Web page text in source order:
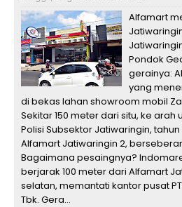
Alfamart
Pondok
gerainya:
yang
di bekas lahan showroom mobil
Sekitar 150 meter dari situ, ke arah
Polisi Subsektor Jatiwaringin,
Alfamart Jatiwaringin 2,
Bagaimana pesaingnya?
berjarak 100 meter dari Alfamart
selatan, memantati kantor pusat
Tbk. Gera...